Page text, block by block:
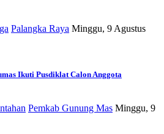
Palangka Raya Minggu, 9 Agustus
Ikuti Pusdiklat Calon Anggota
Pemkab Gunung Mas Minggu, 9